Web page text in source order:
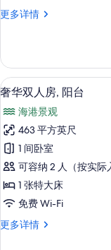
或
床
房,
阳
台
的
所
有
照
片
更多详情
特
房
或
双
房,
阳
台
更
多
信
息
显
奢
华
双
人
房,
台
2
奢华双人房, 阳台
海港景观
463 平方英尺
1 间卧室
可容纳 2 人（按实际
1 张特大床
免费 Wi-Fi
更多详情
奢